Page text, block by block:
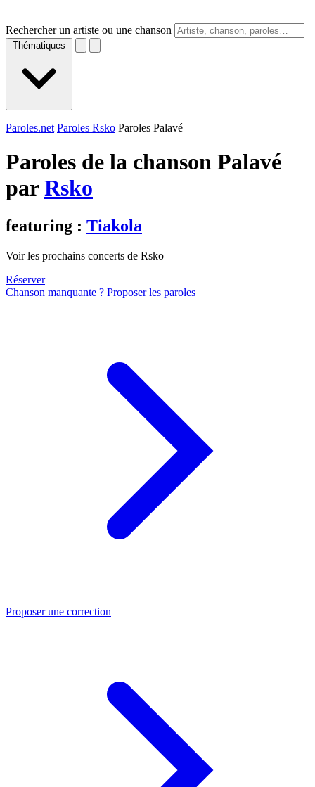
Rechercher un artiste ou une chanson
Thématiques
Paroles.net Paroles Rsko Paroles Palavé
Paroles de la chanson Palavé
parRsko
featuring : Tiakola
Voir les prochains concerts de Rsko
Réserver
Chanson manquante ? Proposer les paroles
Proposer une correction